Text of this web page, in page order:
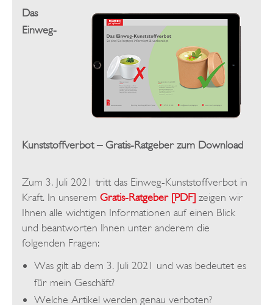
Das
Einweg-
Kunststoffverbot – Gratis-Ratgeber zum Download
Zum 3. Juli 2021 tritt das Einweg-Kunststoffverbot in
Kraft. In unserem Gratis-Ratgeber [PDF] zeigen wir
Ihnen alle wichtigen Informationen auf einen Blick
und beantworten Ihnen unter anderem die
folgenden Fragen:
Was gilt ab dem 3. Juli 2021 und was bedeutet es
für mein Geschäft?
Welche Artikel werden genau verboten?